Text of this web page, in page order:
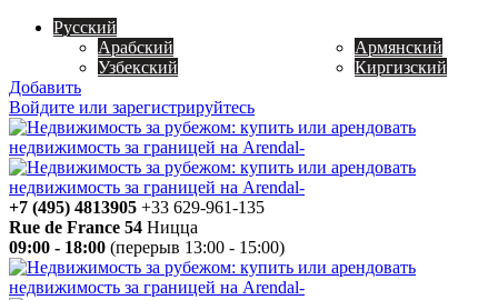
Русский
Арабский
Армянский
Узбекский
Киргизский
Добавить
Войдите или зарегистрируйтесь
+7 (495) 4813905 +33 629-961-135
Rue de France 54 Ницца
09:00 - 18:00 (перерыв 13:00 - 15:00)